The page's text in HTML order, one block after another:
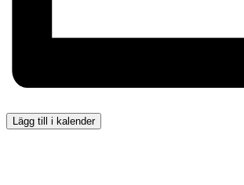
Lägg till i kalender